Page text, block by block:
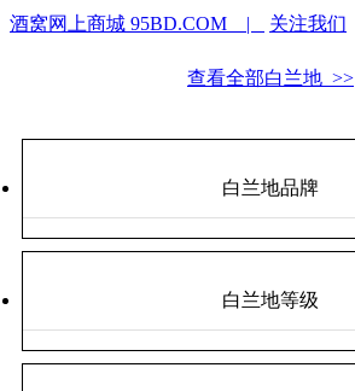
酒窝网上商城 95BD.COM | 关注我们
查看全部白兰地 >>
白兰地品牌
白兰地等级